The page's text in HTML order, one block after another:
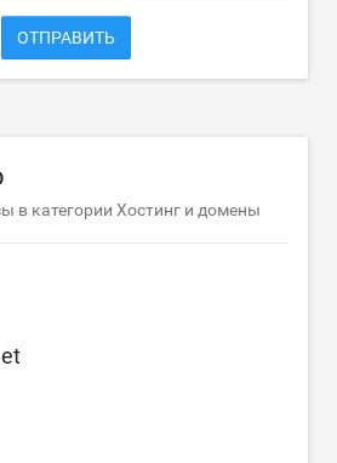
ОТПРАВИТЬ
в категории Хостинг и домены